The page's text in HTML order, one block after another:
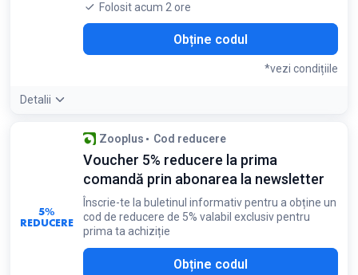
Folosit acum 2 ore
Obține codul
*vezi condițiile
Detalii
Codul se obține direct de pe site-ul magazinului
5%
REDUCERE
Zooplus Cod reducere
Voucher 5% reducere la prima
comandă prin abonarea la newsletter
Înscrie-te la buletinul informativ pentru a obține un
cod de reducere de 5% valabil exclusiv pentru
prima ta achiziție
Obține codul